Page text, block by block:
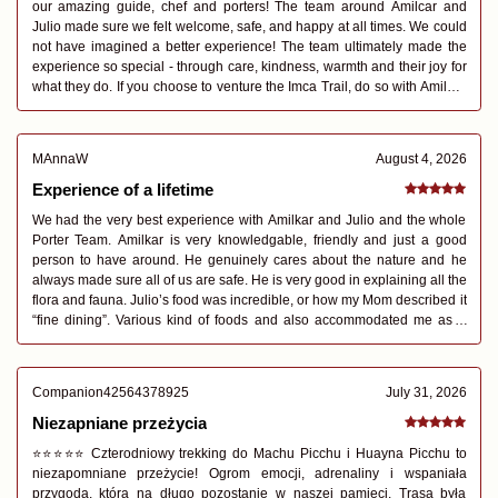
our amazing guide, chef and porters! The team around Amilcar and
Julio made sure we felt welcome, safe, and happy at all times. We could
not have imagined a better experience! The team ultimately made the
experience so special - through care, kindness, warmth and their joy for
what they do. If you choose to venture the Imca Trail, do so with Amilcar
MAnnaW August 4, 2026
Experience of a lifetime
We had the very best experience with Amilkar and Julio and the whole
Porter Team. Amilkar is very knowledgable, friendly and just a good
person to have around. He genuinely cares about the nature and he
always made sure all of us are safe. He is very good in explaining all the
flora and fauna. Julio’s food was incredible, or how my Mom described it
“fine dining”. Various kind of foods and also accommodated me as a
wonderful people and we are forever grateful and always keep them in
our hearts. Thank you
Companion42564378925 July 31, 2026
Niezapniane przeżycia
⭐⭐⭐⭐⭐ Czterodniowy trekking do Machu Picchu i Huayna Picchu to
niezapomniane przeżycie! Ogrom emocji, adrenaliny i wspaniała
przygoda, która na długo pozostanie w naszej pamięci. Trasa była